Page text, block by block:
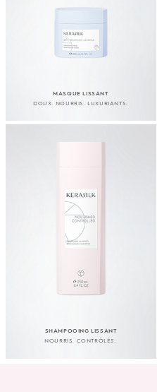
MASQUE LISSANT
DOUX. NOURRIS. LUXURIANTS.
SHAMPOOING LISSANT
NOURRIS. CONTRÔLÉS.